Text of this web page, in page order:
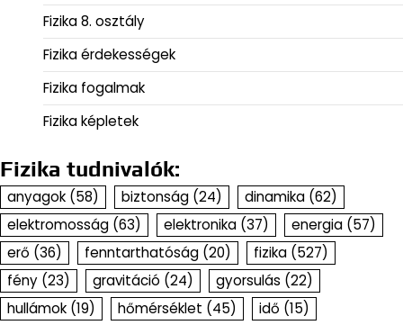
Fizika 8. osztály
Fizika érdekességek
Fizika fogalmak
Fizika képletek
Fizika tudnivalók:
anyagok (58) biztonság (24) dinamika (62)
elektromosság (63) elektronika (37) energia (57)
erő (36) fenntarthatóság (20) fizika (527)
fény (23) gravitáció (24) gyorsulás (22)
hullámok (19) hőmérséklet (45) idő (15)